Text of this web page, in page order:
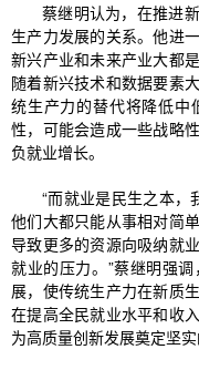
蔡继明认为，在推进
生产力发展的关系。他进
新兴产业和未来产业大都
随着新兴技术和数据要素
统生产力的替代将降低中
性，可能会造成一些战略
负就业增长。
“而就业是民生之本，
他们大都只能从事相对简
导致更多的资源向吸纳就
就业的压力。”蔡继明强
展，使传统生产力在新质
在提高全民就业水平和收
为高质量创新发展奠定坚实